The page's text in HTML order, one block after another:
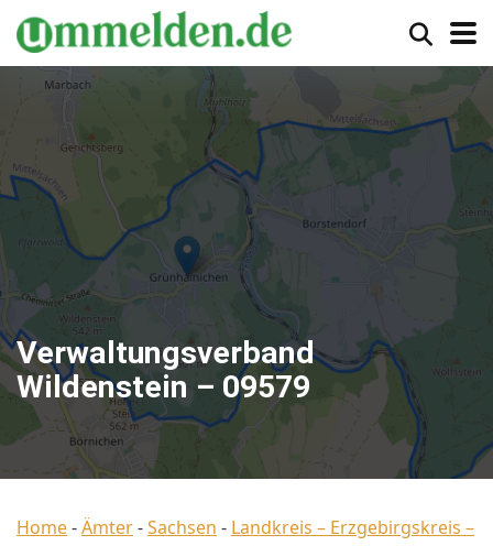
Verwaltungsverband
Wildenstein – 09579
Home-Ämter-Sachsen - Landkreis – Erzgebirgskreis –